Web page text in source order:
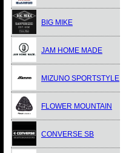
BIG MIKE
JAM HOME MADE
MIZUNO SPORTSTYLE
FLOWER MOUNTAIN
CONVERSE SB